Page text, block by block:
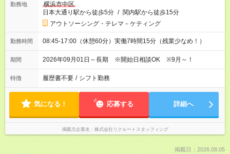
勤務地
横浜市中区
日本大通り駅から徒歩5分 / 関内駅から徒歩15分
アウトソーシング・テレマ－ケティング
勤務時間 08:45-17:00（休憩60分）実働7時間15分（残業少なめ！）
期間 2026年09月01日～長期 ※開始日相談OK ※9月～！
特徴 履歴書不要 / シフト勤務
気になる！ 応募する 詳細へ
掲載元企業名 株式会社リクルートスタッフィング
掲載日：2026.08.05